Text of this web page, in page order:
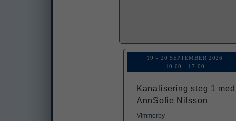
19 - 20 SEPTEMBER 2026
10:00 - 17:00
Kanalisering steg 1 med
AnnSofie Nilsson
Vimmerby